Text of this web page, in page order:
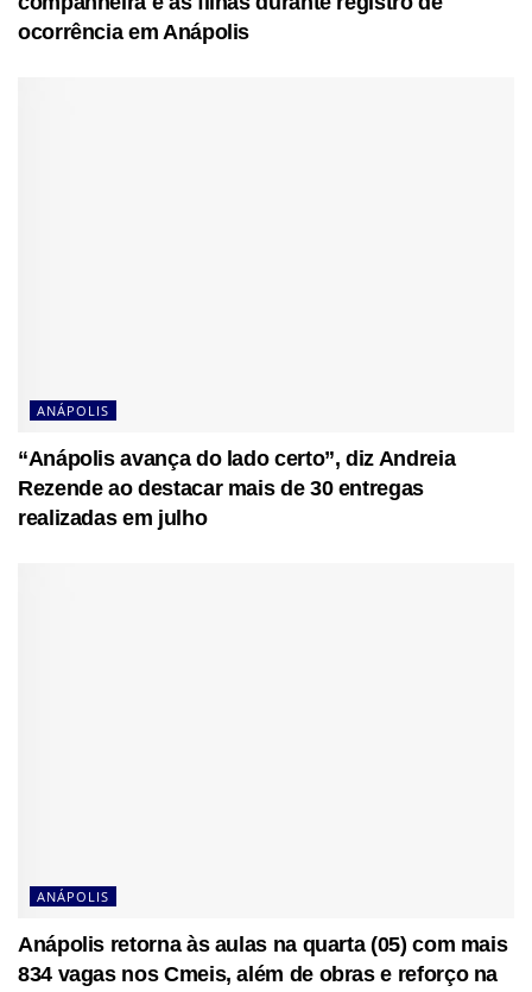
ocorrência em Anápolis
ANÁPOLIS
“Anápolis avança do lado certo”, diz Andreia
Rezende ao destacar mais de 30 entregas
realizadas em julho
ANÁPOLIS
Anápolis retorna às aulas na quarta (05) com mais
834 vagas nos Cmeis, além de obras e reforço na